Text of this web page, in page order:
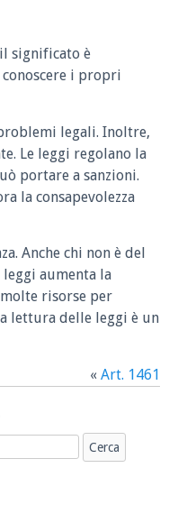
significato è
i propri
legali. Inoltre,
Le leggi regolano la
portare a sanzioni.
la consapevolezza
Anche chi non è del
aumenta la
risorse per
lettura delle leggi è un
« Art. 1461